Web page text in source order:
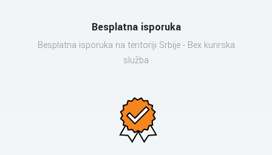
Besplatna isporuka
Besplatna isporuka na teritoriji Srbije - Bex kurirska
služba